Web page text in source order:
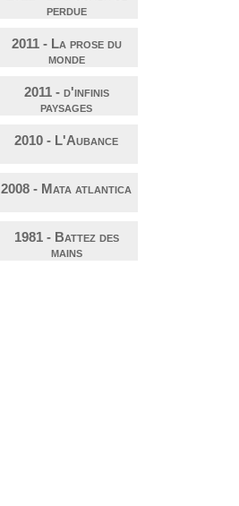
perdue
2011 - La prose du
monde
2011 - d'infinis
paysages
2010 - L'Aubance
2008 - Mata atlantica
1981 - Battez des
mains